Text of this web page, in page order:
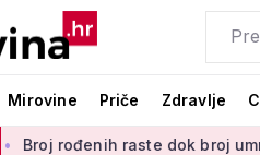
Mirovine Priče Zdravlje
raste dok broj umrlih pada: